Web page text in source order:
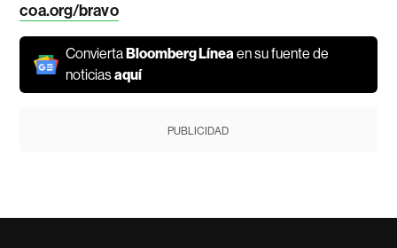
coa.org/bravo
ConviertaBloomberg Líneaen su fuente de
noticiasaquí
PUBLICIDAD